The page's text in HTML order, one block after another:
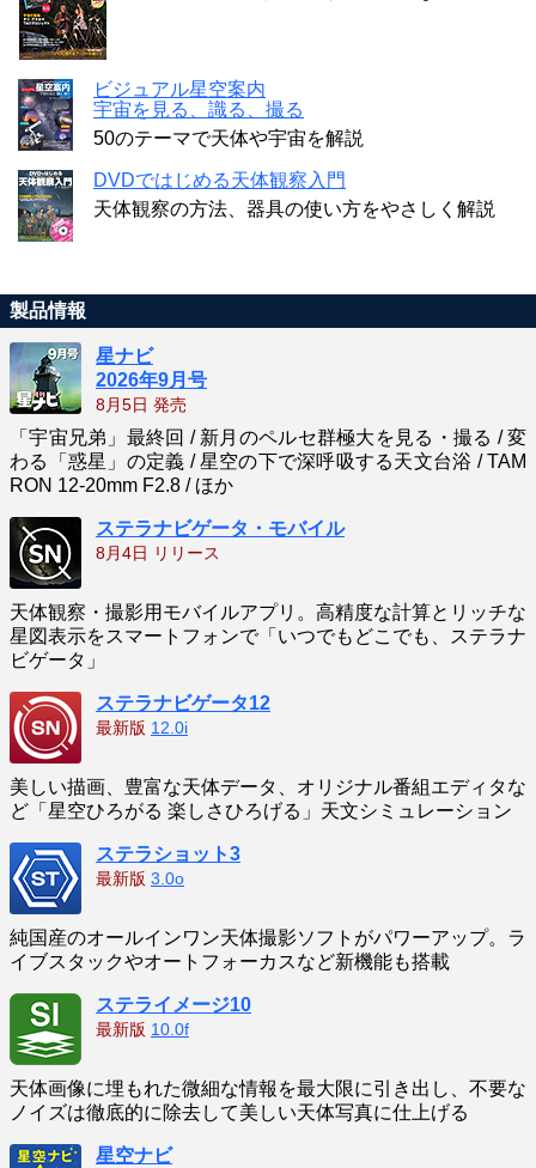
ビジュアル星空案内
宇宙を見る、識る、撮る
50のテーマで天体や宇宙を解説
DVDではじめる天体観察入門
天体観察の方法、器具の使い方をやさしく解説
製品情報
星ナビ
2026年9月号
8月5日 発売
「宇宙兄弟」最終回 / 新月のペルセ群極大を見る・撮る / 変
わる「惑星」の定義 / 星空の下で深呼吸する天文台浴 / TAM
RON 12-20mm F2.8 / ほか
ステラナビゲータ・モバイル
8月4日 リリース
天体観察・撮影用モバイルアプリ。高精度な計算とリッチな
星図表示をスマートフォンで「いつでもどこでも、ステラナ
ビゲータ」
ステラナビゲータ12
最新版 12.0i
美しい描画、豊富な天体データ、オリジナル番組エディタな
ど「星空ひろがる 楽しさひろげる」天文シミュレーション
ステラショット3
最新版 3.0o
純国産のオールインワン天体撮影ソフトがパワーアップ。ラ
イブスタックやオートフォーカスなど新機能も搭載
ステライメージ10
最新版 10.0f
天体画像に埋もれた微細な情報を最大限に引き出し、不要な
ノイズは徹底的に除去して美しい天体写真に仕上げる
星空ナビ